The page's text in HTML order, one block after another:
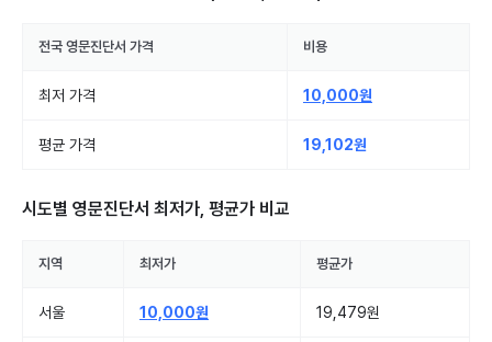
전국 영문진단서 가격 비용
최저 가격 10,000원
평균 가격 19,102원
시도별 영문진단서 최저가, 평균가 비교
지역 최저가 평균가
서울 10,000원 19,479원